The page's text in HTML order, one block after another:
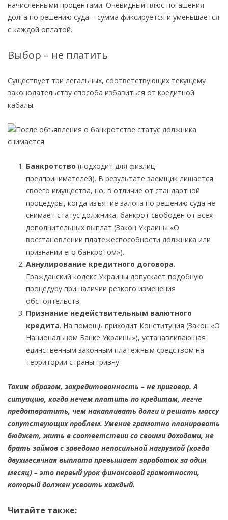
начисленными процентами. Очевидный плюс погашения
долга по решению суда – сумма фиксируется и уменьшается
с каждой оплатой.
Выбор – не платить
Существует три легальных, соответствующих текущему
законодательству способа избавиться от кредитной
кабалы.
Банкротство (подходит для физлиц-
предпринимателей). В результате заемщик лишается
своего имущества, но, в отличие от стандартной
процедуры, когда изъятие залога по решению суда не
снимает статус должника, банкрот свободен от всех
дополнительных выплат (Закон Украины «О
восстановлении платежеспособности должника или
признании его банкротом»).
Аннулирование кредитного договора.
Гражданский кодекс Украины допускает подобную
процедуру при наличии резкого изменения
обстоятельств.
Признание недействительным валютного
кредита. На помощь приходит Конституция (Закон «О
Национальном Банке Украины»), устанавливающая
единственным законным платежным средством на
территории страны гривну.
Таким образом, закредитованность – не приговор. А
ситуацию, когда нечем платить по кредитам, легче
предотвратить, чем накапливать долги и решать массу
сопутствующих проблем. Умение грамотно планировать
бюджет, жить в соответствии со своими доходами, не
брать займов с заведомо непосильной нагрузкой (когда
двухмесячная выплата превышает заработок за один
месяц) – это первый урок финансовой грамотности,
который должен усвоить каждый.
Читайте также: